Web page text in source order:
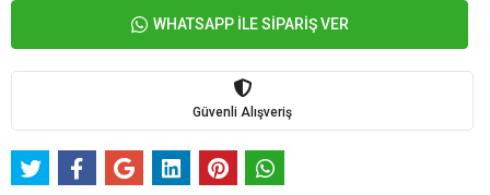
WHATSAPP İLE SİPARİŞ VER
Güvenli Alışveriş